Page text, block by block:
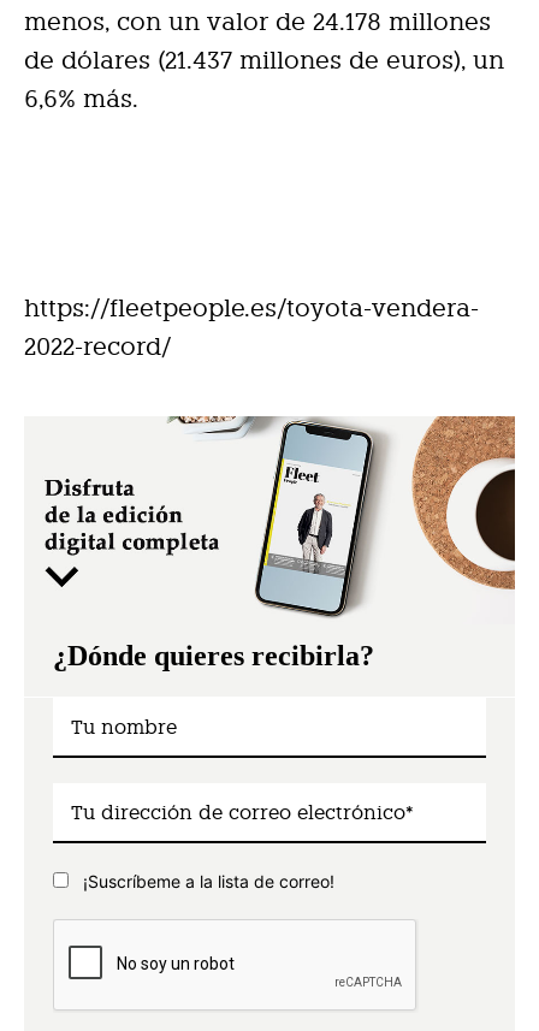
menos, con un valor de 24.178 millones
de dólares (21.437 millones de euros), un
6,6% más.
https://fleetpeople.es/toyota-vendera-
2022-record/
¿Dónde quieres recibirla?
¡Suscríbeme a la lista de correo!